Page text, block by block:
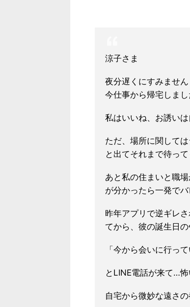
涼子さま
夜分遅くにすみません
今仕事から帰宅しまし
私はいいね、お誘いは
ただ、場所に関して
と出てそれまで待っ
あと私の住まいと職
が分かったら一発で
昨年アプリで逆ギレ
てから、彼の誕生日
「今から会いに行って
とLINE電話が来て…
自宅から微妙な遠さ